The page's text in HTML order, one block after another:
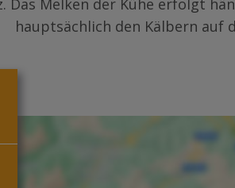
Das Melken der Kühe erfolgt
hauptsächlich den Kälbern auf